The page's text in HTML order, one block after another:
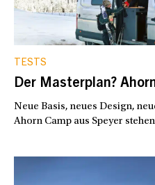
TESTS
Der Masterplan?
Neue Basis, neues Design,
Ahorn Camp aus Speyer